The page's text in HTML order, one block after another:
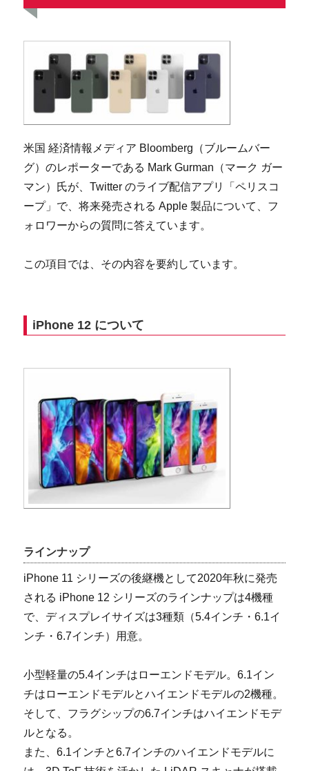
米国 経済情報メディア Bloomberg（ブルームバー
グ）のレポーターである Mark Gurman（マーク ガー
マン）氏が、Twitter のライブ配信アプリ「ペリスコ
ープ」で、将来発売される Apple 製品について、フ
ォロワーからの質問に答えています。
この項目では、その内容を要約しています。
iPhone 12 について
ラインナップ
iPhone 11 シリーズの後継機として2020年秋に発売
される iPhone 12 シリーズのラインナップは4機種
で、ディスプレイサイズは3種類（5.4インチ・6.1イ
ンチ・6.7インチ）用意。
小型軽量の5.4インチはローエンドモデル。6.1イン
チはローエンドモデルとハイエンドモデルの2機種。
そして、フラグシップの6.7インチはハイエンドモデ
ルとなる。
また、6.1インチと6.7インチのハイエンドモデルに